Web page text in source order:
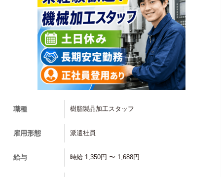
職種 樹脂製品加工スタッフ
雇用形態 派遣社員
給与 時給 1,350円 〜 1,688円